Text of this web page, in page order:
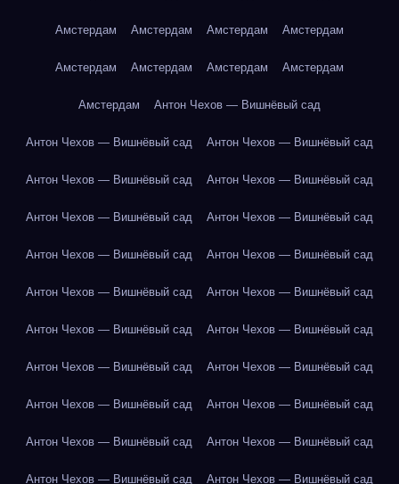
Амстердам Амстердам Амстердам Амстердам
Амстердам Амстердам Амстердам Амстердам
Амстердам Антон Чехов — Вишнёвый сад
Антон Чехов — Вишнёвый сад Антон Чехов — Вишнёвый сад
Антон Чехов — Вишнёвый сад Антон Чехов — Вишнёвый сад
Антон Чехов — Вишнёвый сад Антон Чехов — Вишнёвый сад
Антон Чехов — Вишнёвый сад Антон Чехов — Вишнёвый сад
Антон Чехов — Вишнёвый сад Антон Чехов — Вишнёвый сад
Антон Чехов — Вишнёвый сад Антон Чехов — Вишнёвый сад
Антон Чехов — Вишнёвый сад Антон Чехов — Вишнёвый сад
Антон Чехов — Вишнёвый сад Антон Чехов — Вишнёвый сад
Антон Чехов — Вишнёвый сад Антон Чехов — Вишнёвый сад
Антон Чехов — Вишнёвый сад Антон Чехов — Вишнёвый сад